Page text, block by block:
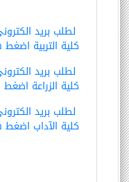
لطلب بريد
كلية التربية اضغط
لطلب بريد
كلية الزراعة اضغط
لطلب بريد
كلية الآداب اضغط